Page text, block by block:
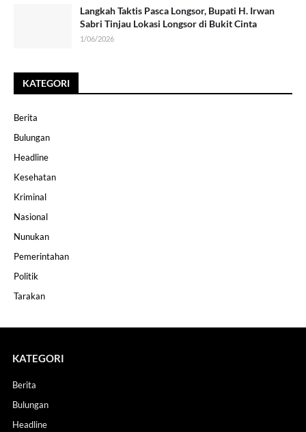
Langkah Taktis Pasca Longsor, Bupati H. Irwan
Sabri Tinjau Lokasi Longsor di Bukit Cinta
1/06/2026
KATEGORI
Berita
Bulungan
Headline
Kesehatan
Kriminal
Nasional
Nunukan
Pemerintahan
Politik
Tarakan
KATEGORI
Berita
Bulungan
Headline